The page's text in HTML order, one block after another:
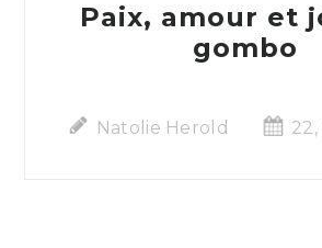
Paix, amour et
gombo
Natolie Herold